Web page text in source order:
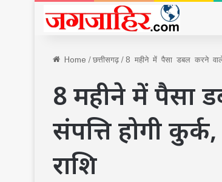
Home/छत्तीसगढ़/8 महीने में पैसा डबल करने वाले
8 महीने में पैसा
संपत्ति होगी
राशि